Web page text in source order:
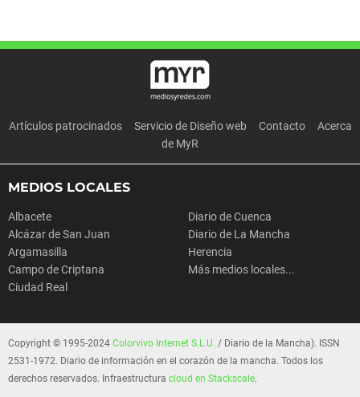
Artículos patrocinados Servicio de Diseño web Contacto
Acerca
de MyR
MEDIOS LOCALES
Albacete
Alcázar de San Juan
Argamasilla
Campo de Criptana
Ciudad Real
Diario de Cuenca
Diario de La Mancha
Herencia
Más medios locales...
Copyright © 1995-2024 Colorvivo Internet S.L.U. / Diario de la Mancha). ISSN
2531-1972. Diario de información en el corazón de la mancha. Todos los
derechos reservados. Infraestructura cloud en Stackscale.